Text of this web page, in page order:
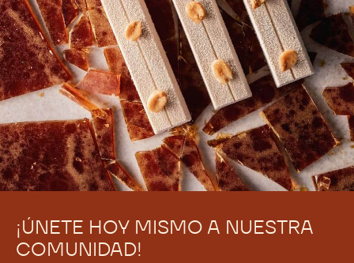
¡ÚNETE HOY MISMO A NUESTRA
COMUNIDAD!